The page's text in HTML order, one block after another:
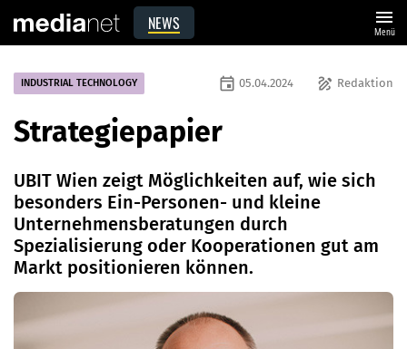
NEWS menu
Menü
INDUSTRIAL TECHNOLOGY draw Redaktion
event 05.04.2024
Strategiepapier
UBIT Wien zeigt Möglichkeiten auf, wie sich
besonders Ein-Personen- und kleine
Unternehmensberatungen durch
Spezialisierung oder Kooperationen gut am
Markt positionieren können.